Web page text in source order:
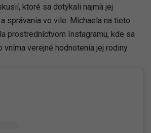
ktoré sa dotýkali najmä jej
správania vo vile. Michaela na tieto
prostredníctvom Instagramu, kde sa
vníma verejné hodnotenia jej rodiny.